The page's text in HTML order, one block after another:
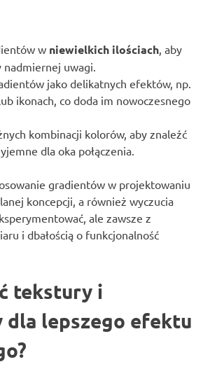
w niewielkich ilościach , aby
nadmiernej uwagi.
jako delikatnych efektów, np.
ikonach, co doda im nowoczesnego
kombinacji kolorów, aby znaleźć
dla oka połączenia.
gradientów w projektowaniu
koncepcji, a również wyczucia
ale zawsze z
i dbałością o funkcjonalność
tekstury i
dla lepszego efektu